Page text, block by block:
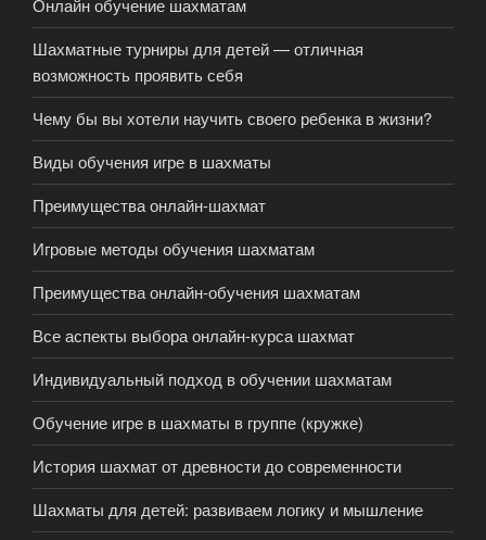
Онлайн обучение шахматам
Шахматные турниры для детей — отличная
возможность проявить себя
Чему бы вы хотели научить своего ребенка в жизни?
Виды обучения игре в шахматы
Преимущества онлайн-шахмат
Игровые методы обучения шахматам
Преимущества онлайн-обучения шахматам
Все аспекты выбора онлайн-курса шахмат
Индивидуальный подход в обучении шахматам
Обучение игре в шахматы в группе (кружке)
История шахмат от древности до современности
Шахматы для детей: развиваем логику и мышление